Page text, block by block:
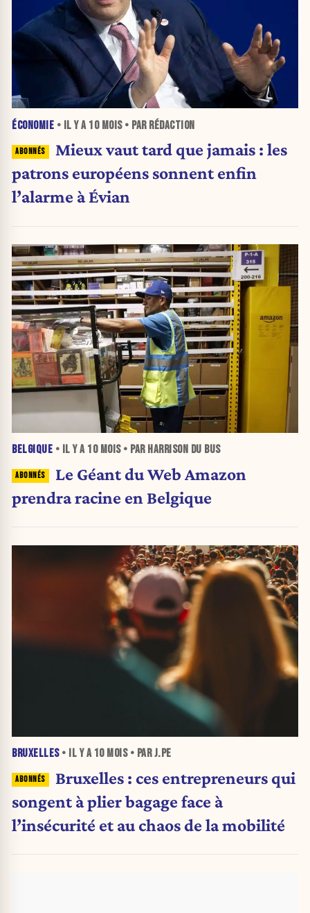
ÉCONOMIE • IL Y A 10 MOIS• PAR RÉDACTION
Mieux vaut tard que jamais : les
patrons européens sonnent enfin
l’alarme à Évian
BELGIQUE • IL Y A 10 MOIS• PAR HARRISON DU BUS
Le Géant du Web Amazon
prendra racine en Belgique
BRUXELLES• IL Y A 10 MOIS• PAR J.PE
Bruxelles : ces entrepreneurs qui
songent à plier bagage face à
l’insécurité et au chaos de la mobilité